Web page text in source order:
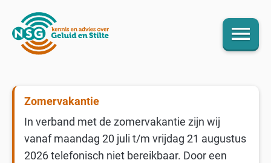
menu
Zomervakantie
In verband met de zomervakantie zijn wij
vanaf maandag 20 juli t/m vrijdag 21 augustus
2026 telefonisch niet bereikbaar. Door een